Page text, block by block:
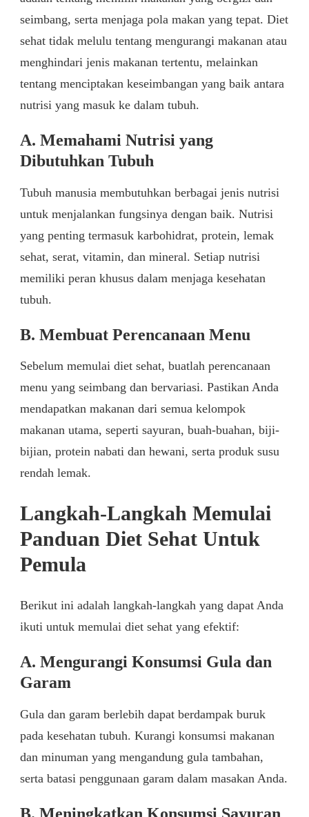
seimbang, serta menjaga pola makan yang tepat. Diet
sehat tidak melulu tentang mengurangi makanan atau
menghindari jenis makanan tertentu, melainkan
tentang menciptakan keseimbangan yang baik antara
nutrisi yang masuk ke dalam tubuh.
A. Memahami Nutrisi yang
Dibutuhkan Tubuh
Tubuh manusia membutuhkan berbagai jenis nutrisi
untuk menjalankan fungsinya dengan baik. Nutrisi
yang penting termasuk karbohidrat, protein, lemak
sehat, serat, vitamin, dan mineral. Setiap nutrisi
memiliki peran khusus dalam menjaga kesehatan
tubuh.
B. Membuat Perencanaan Menu
Sebelum memulai diet sehat, buatlah perencanaan
menu yang seimbang dan bervariasi. Pastikan Anda
mendapatkan makanan dari semua kelompok
makanan utama, seperti sayuran, buah-buahan, biji-
bijian, protein nabati dan hewani, serta produk susu
rendah lemak.
Langkah-Langkah Memulai
Panduan Diet Sehat Untuk
Pemula
Berikut ini adalah langkah-langkah yang dapat Anda
ikuti untuk memulai diet sehat yang efektif:
A. Mengurangi Konsumsi Gula dan
Garam
Gula dan garam berlebih dapat berdampak buruk
pada kesehatan tubuh. Kurangi konsumsi makanan
dan minuman yang mengandung gula tambahan,
serta batasi penggunaan garam dalam masakan Anda.
B. Meningkatkan Konsumsi Sayuran